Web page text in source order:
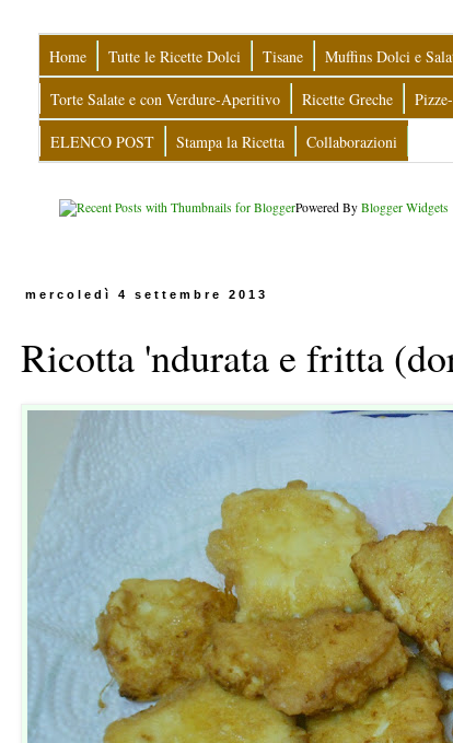
Home Tutte le Ricette Dolci Tisane Muffins Dolci e
Torte Salate e con Verdure-Aperitivo Ricette Greche
ELENCO POST Stampa la Ricetta Collaborazioni
Powered By Blogger Widgets
mercoledì 4 settembre 2013
Ricotta 'ndurata e fritta